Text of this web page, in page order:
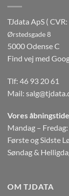
TJdata ApS (
Ørstedsgade 8
5000 Odense C
Find vej med
Tlf: 46 93 20 61
Mail:
Vores
Mandag –
Første og Sidste
Søndag &
OM TJDATA